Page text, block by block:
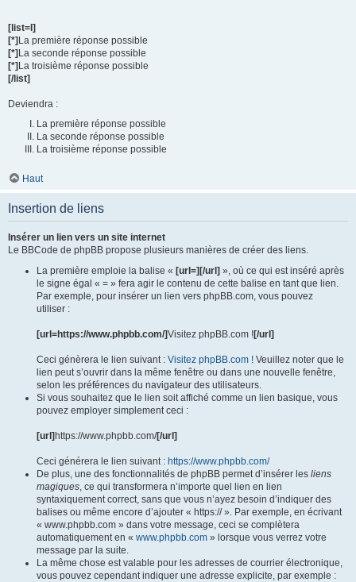
[list=I]
[*]La première réponse possible
[*]La seconde réponse possible
[*]La troisième réponse possible
[/list]
Deviendra :
La première réponse possible
La seconde réponse possible
La troisième réponse possible
Haut
Insertion de liens
Insérer un lien vers un site internet
Le BBCode de phpBB propose plusieurs manières de créer des liens.
La première emploie la balise « [url=][/url] », où ce qui est inséré après
le signe égal « = » fera agir le contenu de cette balise en tant que lien.
Par exemple, pour insérer un lien vers phpBB.com, vous pouvez
utiliser :
[url=https://www.phpbb.com/]Visitez phpBB.com ![/url]
Ceci génèrera le lien suivant : Visitez phpBB.com ! Veuillez noter que le
lien peut s’ouvrir dans la même fenêtre ou dans une nouvelle fenêtre,
selon les préférences du navigateur des utilisateurs.
Si vous souhaitez que le lien soit affiché comme un lien basique, vous
pouvez employer simplement ceci :
[url]https://www.phpbb.com/[/url]
Ceci générera le lien suivant : https://www.phpbb.com/
De plus, une des fonctionnalités de phpBB permet d’insérer les liens
magiques , ce qui transformera n’importe quel lien en lien
syntaxiquement correct, sans que vous n’ayez besoin d’indiquer des
balises ou même encore d’ajouter « https:// ». Par exemple, en écrivant
« www.phpbb.com » dans votre message, ceci se complètera
automatiquement en « www.phpbb.com » lorsque vous verrez votre
message par la suite.
La même chose est valable pour les adresses de courrier électronique,
vous pouvez cependant indiquer une adresse explicite, par exemple :